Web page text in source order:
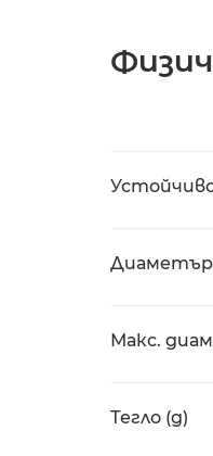
Диаметър
Макс.
Тегло (g)